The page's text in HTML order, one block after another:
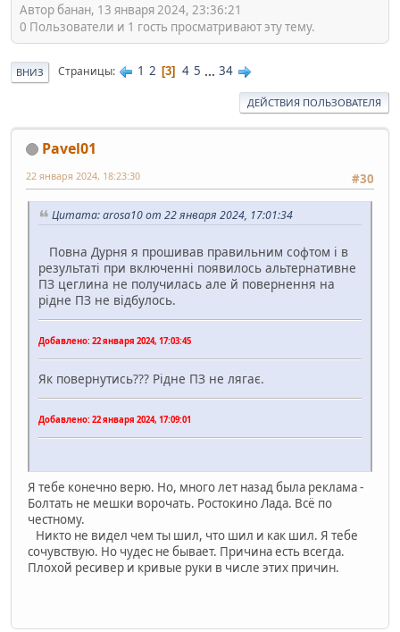
Автор банан, 13 января 2024, 23:36:21
0 Пользователи и 1 гость просматривают эту тему.
ВНИЗ Страницы 1 2 3 4 5 ... 34
ДЕЙСТВИЯ ПОЛЬЗОВАТЕЛЯ
Pavel01
#30
22 января 2024, 18:23:30
Цитата: arosa10 от 22 января 2024, 17:01:34
Повна Дурня я прошивав правильним софтом і в
результаті при включенні появилось альтернативне
ПЗ цеглина не получилась але й повернення на
рідне ПЗ не відбулось.
Добавлено: 22 января 2024, 17:03:45
Як повернутись??? Рідне ПЗ не лягає.
Добавлено: 22 января 2024, 17:09:01
Я тебе конечно верю. Но, много лет назад была реклама -
Болтать не мешки ворочать. Ростокино Лада. Всё по
честному.
Никто не видел чем ты шил, что шил и как шил. Я тебе
сочувствую. Но чудес не бывает. Причина есть всегда.
Плохой ресивер и кривые руки в числе этих причин.